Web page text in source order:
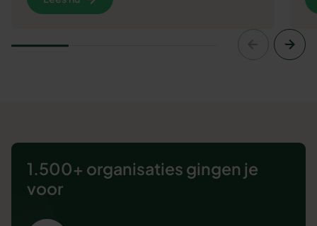
1.500+ organisaties gingen je
voor